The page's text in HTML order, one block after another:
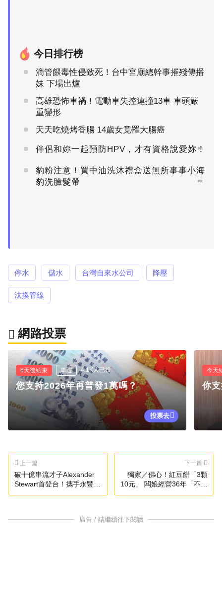
今日排行榜
滴管餵毒性侵致死！台中宮廟總幹事摧殘傳播
妹 下場出爐
高雄恐怖車禍！電動車失控連撞13車 車頭嚴
重變形
天天吃燒烤香腸 14歲女竟罹大腸癌
伴侶和妳一起預防HPV，才有資格說愛妳！
PR
豹粉注意！買中油洗沐禮盒送無所事事小海
豹洗臉髮帶
PR
停水 儲水 台灣自來水公司 降壓
汰換管線
網路投票
6天後結束 單選 4.1K人已投
您支持2026年再普發1萬嗎？
投票去
今天
你
上一篇
破十億串流才子Alexander
Stewart首登台！攜手永豐銀
行6月開唱
下一篇
獨家／佛心！紅豆餅「3顆
10元」 闆娘經營36年「不漲
價」
廣告 / 請繼續往下閱讀